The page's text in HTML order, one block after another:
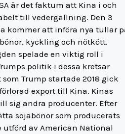
är det faktum att Kina i och
till vedergällning. Den 3
kommer att införa nya tullar
kyckling och nötkött.
spelade en viktig roll i
politik i dessa kretsar
Trump startade 2018 gick
export till Kina. Kinas
sig andra producenter. Efter
sojabönor som producerats
av American National